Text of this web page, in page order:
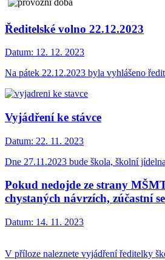
Ředitelské volno 22.12.2023
Datum: 12. 12. 2023
Na pátek 22.12.2023 byla vyhlášeno
Vyjádření ke stávce
Datum: 22. 11. 2023
Dne 27.11.2023 bude škola, školní
Pokud nedojde ze strany
chystaných návrzích, zúčastní
Datum: 14. 11. 2023
V příloze naleznete vyjádření ředitelky